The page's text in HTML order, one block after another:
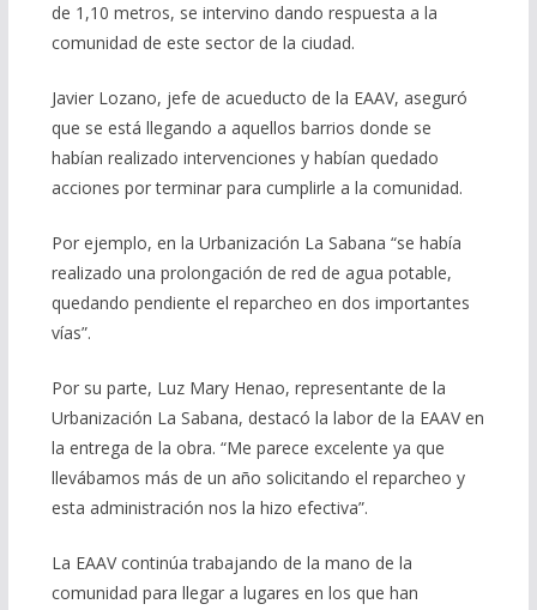
de 1,10 metros, se intervino dando respuesta a la
comunidad de este sector de la ciudad.
Javier Lozano, jefe de acueducto de la EAAV, aseguró
que se está llegando a aquellos barrios donde se
habían realizado intervenciones y habían quedado
acciones por terminar para cumplirle a la comunidad.
Por ejemplo, en la Urbanización La Sabana “se había
realizado una prolongación de red de agua potable,
quedando pendiente el reparcheo en dos importantes
vías”.
Por su parte, Luz Mary Henao, representante de la
Urbanización La Sabana, destacó la labor de la EAAV en
la entrega de la obra. “Me parece excelente ya que
llevábamos más de un año solicitando el reparcheo y
esta administración nos la hizo efectiva”.
La EAAV continúa trabajando de la mano de la
comunidad para llegar a lugares en los que han